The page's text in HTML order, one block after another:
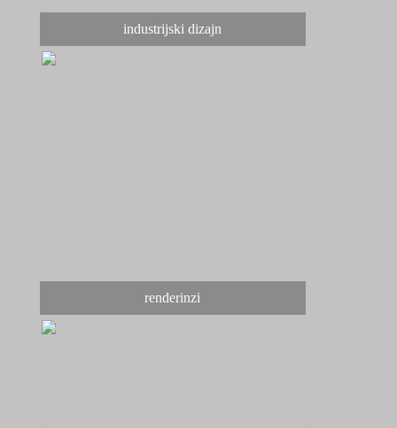
industrijski dizajn
renderinzi